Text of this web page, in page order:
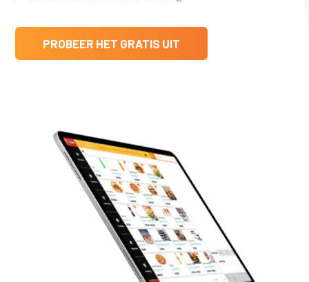
PROBEER HET GRATIS UIT